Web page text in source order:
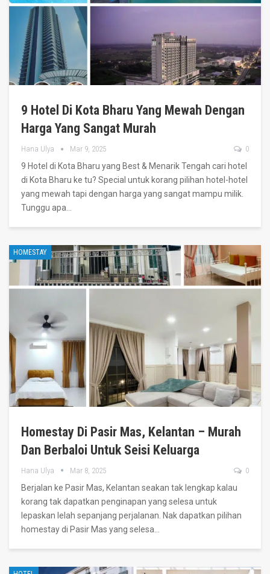
9 Hotel Di Kota Bharu Yang Mewah Dengan
Harga Yang Sangat Murah
Hana Ulya Mar 9, 2025 0
9 Hotel di Kota Bharu yang Best & MenarikTengah cari hotel
di Kota Bharu ke tu? Special untuk korang pilihan hotel-hotel
yang mewah tapi dengan harga yang sangat mampu milik.
Tunggu apa
HOMESTAY
Homestay Di Pasir Mas, Kelantan – Murah
Dan Berbaloi Untuk Seisi Keluarga
Hana Ulya Mar 8, 2025 0
Berjalan ke Pasir Mas, Kelantan seakan tak lengkap kalau
korang tak dapatkan penginapan yang selesa untuk
lepaskan lelah sepanjang perjalanan. Nak dapatkan pilihan
homestay di Pasir Mas yang selesa